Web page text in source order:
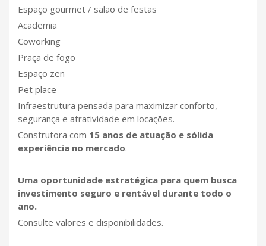
Espaço gourmet / salão de festas
Academia
Coworking
Praça de fogo
Espaço zen
Pet place
Infraestrutura pensada para maximizar conforto,
segurança e atratividade em locações.
Construtora com 15 anos de atuação e sólida
experiência no mercado.
Uma oportunidade estratégica para quem busca
investimento seguro e rentável durante todo o
ano.
Consulte valores e disponibilidades.